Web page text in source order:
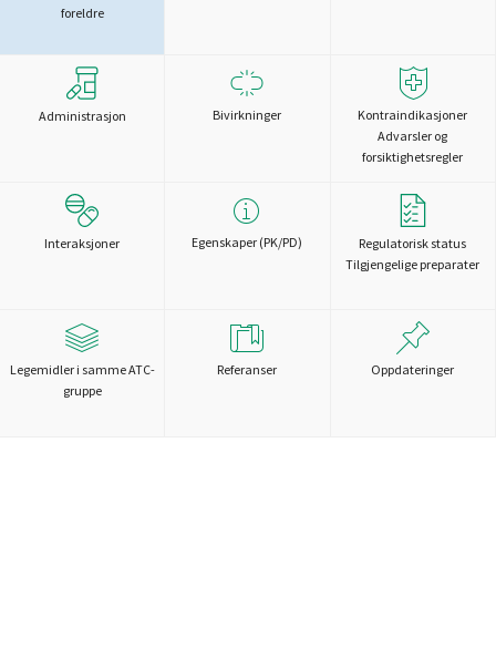
foreldre
Administrasjon Bivirkninger
Kontraindikasjoner
Advarsler og
forsiktighetsregler
Interaksjoner Egenskaper (PK/PD)
Regulatorisk status
Tilgjengelige preparater
Legemidler i samme ATC-
gruppe
Referanser Oppdateringer